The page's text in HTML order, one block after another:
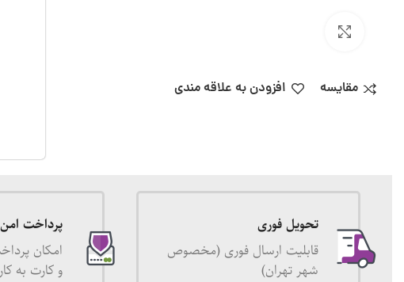
مقایسه افزودن به علاقه مندی
تحویل فوری
قابلیت ارسال فوری (مخصوص
شهر تهران)
پرداخت امن
امکان
و کارت به